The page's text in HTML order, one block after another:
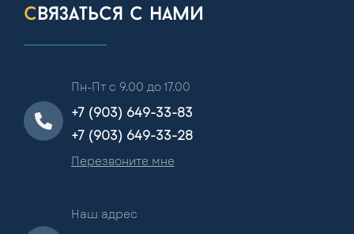
связаться с нами
Пн-Пт с 9.00 до 17.00
+7 (903) 649-33-83
+7 (903) 649-33-28
Перезвоните мне
Наш адрес